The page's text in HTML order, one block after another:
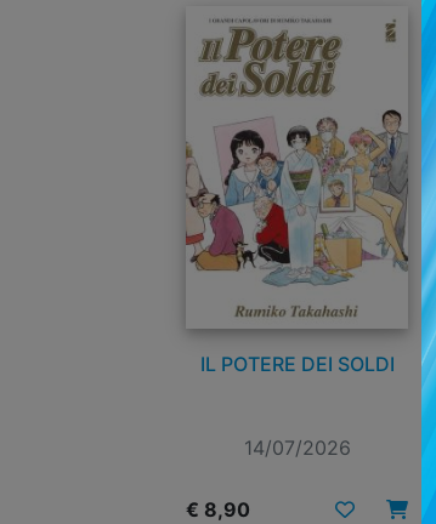
IL POTERE DEI SOLDI
14/07/2026
€ 8,90